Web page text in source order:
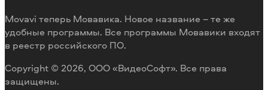
Movavi теперь Мовавика. Новое название – те же
удобные программы. Все программы Мовавики входят
в реестр российского ПО.
Copyright © 2026, ООО «ВидеоСофт». Все права
защищены.